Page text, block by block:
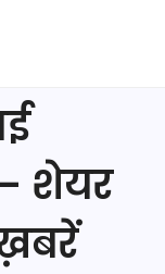
शेयर